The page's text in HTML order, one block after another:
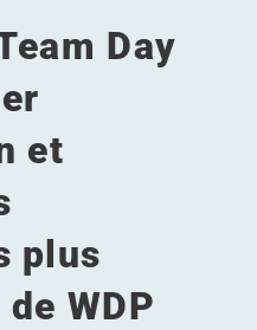
Day
et
plus
WDP